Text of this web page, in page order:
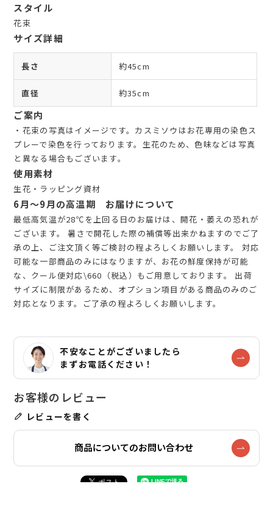
スタイル
花束
サイズ詳細
長さ 約45cm
直径 約35cm
ご案内
・花束の写真はイメージです。カスミソウはお花専用の染色ス
プレーで染色を行っております。生花のため、色味などは写真
と異なる場合もございます。
使用素材
生花・ラッピング資材
6月～9月の高温期 お届けについて
最低高気温が28℃を上回る日のお届けは、開花・萎えの恐れが
ございます。 暑さで開花した際の補償等出来かねますのでご了
承の上、ご注文頂く等ご検討の程よろしくお願いします。 対応
可能な一部商品のみにはなりますが、お花の鮮度保持が可能
な、クール便対応\660（税込）もご用意しております。 出荷
サイズに制限があるため、オプション項目がある商品のみのご
対応となります。ご了承の程よろしくお願いします。
不安なことがございましたら
まずお電話ください！
レビューを書く
商品についてのお問い合わせ